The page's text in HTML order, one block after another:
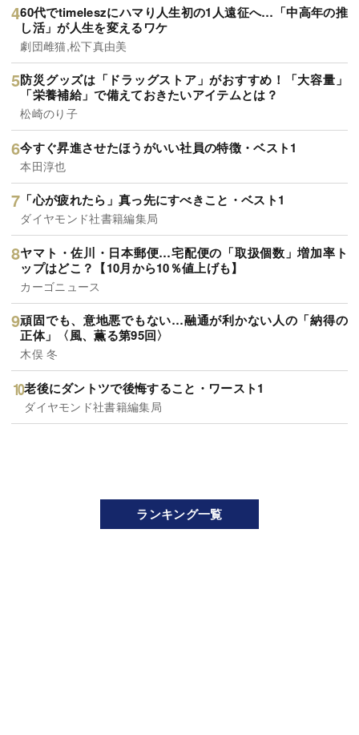
60代でtimeleszにハマり人生初の1人遠征へ…「中高年の推
し活」が人生を変えるワケ
劇団雌猫,松下真由美
防災グッズは「ドラッグストア」がおすすめ！「大容量」
「栄養補給」で備えておきたいアイテムとは？
松崎のり子
今すぐ昇進させたほうがいい社員の特徴・ベスト1
本田淳也
「心が疲れたら」真っ先にすべきこと・ベスト1
ダイヤモンド社書籍編集局
ヤマト・佐川・日本郵便…宅配便の「取扱個数」増加率ト
ップはどこ？【10月から10％値上げも】
カーゴニュース
頑固でも、意地悪でもない…融通が利かない人の「納得の
正体」〈風、薫る第95回〉
木俣 冬
老後にダントツで後悔すること・ワースト1
ダイヤモンド社書籍編集局
ランキング一覧